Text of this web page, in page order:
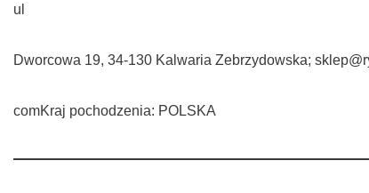
ul
Dworcowa 19, 34-130 Kalwaria Zebrzydowska;
comKraj pochodzenia: POLSKA